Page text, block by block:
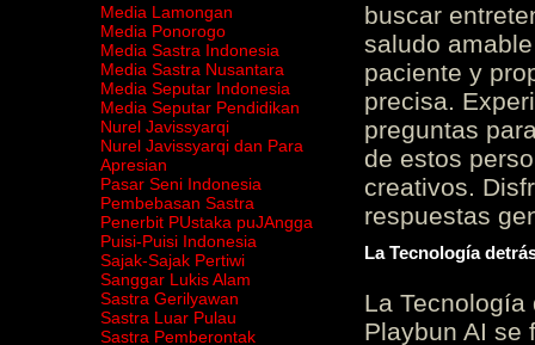
Media Lamongan
Media Ponorogo
Media Sastra Indonesia
Media Sastra Nusantara
Media Seputar Indonesia
Media Seputar Pendidikan
Nurel Javissyarqi
Nurel Javissyarqi dan Para
Apresian
Pasar Seni Indonesia
Pembebasan Sastra
Penerbit PUstaka puJAngga
Puisi-Puisi Indonesia
Sajak-Sajak Pertiwi
Sanggar Lukis Alam
Sastra Gerilyawan
Sastra Luar Pulau
Sastra Pemberontak
buscar
saludo
paciente y
precisa.
preguntas
de estos
creativos.
respuestas
La Tecnología
La
Playbun AI se